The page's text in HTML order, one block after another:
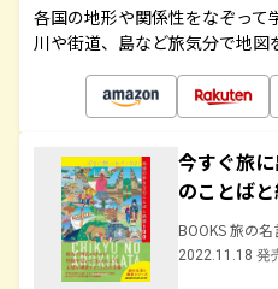
各国の地形や関係性をなぞって
川や街道、島など旅気分で地図
今すぐ旅
のことば
BOOKS 旅の
2022.11.18 発